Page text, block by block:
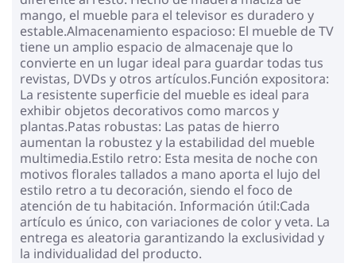
mango, el mueble para el televisor es duradero y
estable.Almacenamiento espacioso: El mueble de TV
tiene un amplio espacio de almacenaje que lo
convierte en un lugar ideal para guardar todas tus
revistas, DVDs y otros artículos.Función expositora:
La resistente superficie del mueble es ideal para
exhibir objetos decorativos como marcos y
plantas.Patas robustas: Las patas de hierro
aumentan la robustez y la estabilidad del mueble
multimedia.Estilo retro: Esta mesita de noche con
motivos florales tallados a mano aporta el lujo del
estilo retro a tu decoración, siendo el foco de
atención de tu habitación. Información útil:Cada
artículo es único, con variaciones de color y veta. La
entrega es aleatoria garantizando la exclusividad y
la individualidad del producto.